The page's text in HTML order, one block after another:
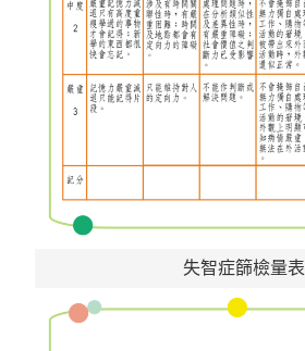
失智症篩檢量表